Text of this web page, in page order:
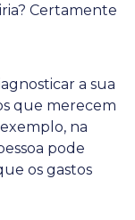
Certamente
a sua
que merecem
na
pode
os gastos